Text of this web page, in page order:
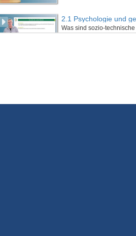
Was sind sozio-